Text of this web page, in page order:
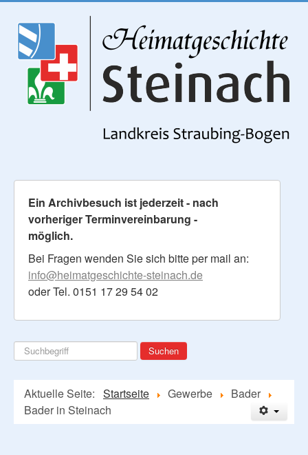
Ein Archivbesuch ist jederzeit - nach
vorheriger Terminvereinbarung -
möglich.
Bei Fragen wenden Sie sich bitte per mail an:
info@heimatgeschichte-steinach.de
oder Tel. 0151 17 29 54 02
Suchen
...
Suchen
Aktuelle Seite: Startseite Gewerbe
Bader
Bader in Steinach